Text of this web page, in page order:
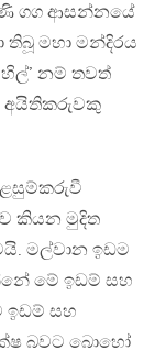
ගග ආසන්නයේ
මහා මන්දිරය
නම් තවත්
අයිතිකරුවකු
කියන මුදිත
මල්වාන ඉඩම
මේ ඉඩම් සහ
සහ
බවට බොහෝ